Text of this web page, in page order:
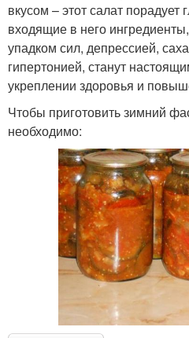
вкусом – этот салат порадует
входящие в него
упадком сил, депрессией,
гипертонией, станут
укреплении здоровья и
Чтобы приготовить зимний
необходимо: